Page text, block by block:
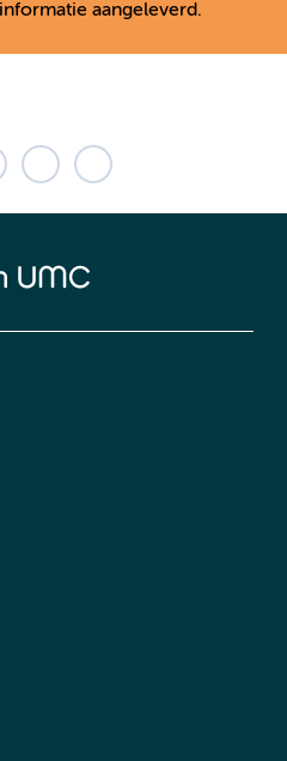
aangeleverd.